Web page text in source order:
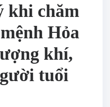
khi chăm
Hỏa
khí,
tuổi